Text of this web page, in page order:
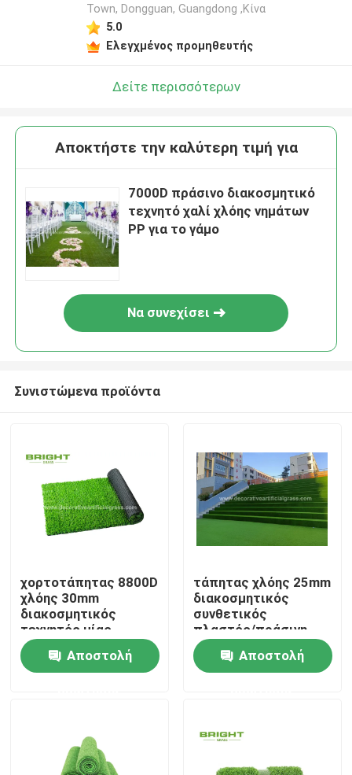
Σπίτι
Σχετικά με εμάς
Town, Dongguan, Guangdong ,Κίνα
5.0
Ελεγχμένος προμηθευτής
Δείτε περισσότερων
Αποκτήστε την καλύτερη τιμή για
7000D πράσινο διακοσμητικό
τεχνητό χαλί χλόης νημάτων
PP για το γάμο
Να συνεχίσει
Συνιστώμενα προϊόντα
χορτοτάπητας 8800D
χλόης 30mm
διακοσμητικός
τεχνητός μίας
χρήσης για τη
δεξίωση γάμου
Αποστολή
τάπητας χλόης 25mm
διακοσμητικός
συνθετικός
πλαστός/πράσινη
τεχνητή χλόη
60*120cm
σκαλοπατιών
Αποστολή